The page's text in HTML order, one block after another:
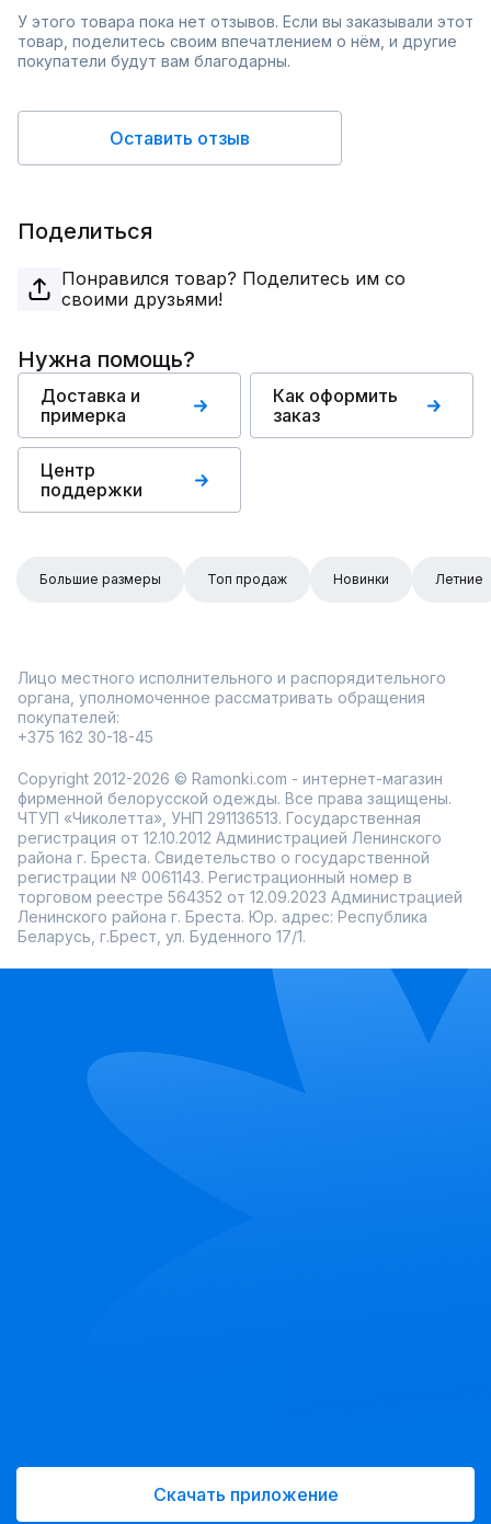
У этого товара пока нет отзывов. Если вы заказывали этот
товар, поделитесь своим впечатлением о нём, и другие
покупатели будут вам благодарны.
Оставить отзыв
Поделиться
Понравился товар? Поделитесь им со
своими друзьями!
Нужна помощь?
Доставка и
примерка
Как оформить
заказ
Центр
поддержки
Большие размеры Топ продаж Новинки Летние
Лицо местного исполнительного и распорядительного
органа, уполномоченное рассматривать обращения
покупателей:
+375 162 30-18-45
Copyright 2012-2026 © Ramonki.com - интернет-магазин
фирменной белорусской одежды. Все права защищены.
ЧТУП «Чиколетта», УНП 291136513. Государственная
регистрация от 12.10.2012 Администрацией Ленинского
района г. Бреста. Свидетельство о государственной
регистрации № 0061143. Регистрационный номер в
торговом реестре 564352 от 12.09.2023 Администрацией
Ленинского района г. Бреста. Юр. адрес: Республика
Беларусь, г.Брест, ул. Буденного 17/1.
Скачать приложение